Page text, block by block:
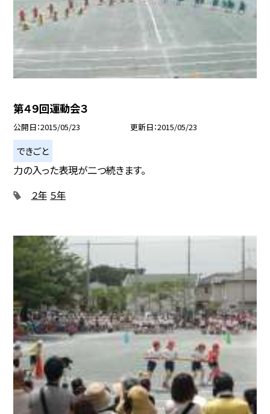
第４９回運動会３
公開日 2015/05/23 更新日 2015/05/23
できごと
力の入った表現が二つ続きます。
２年 ５年